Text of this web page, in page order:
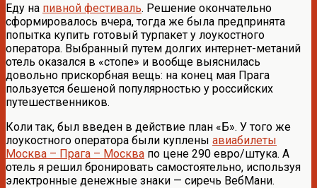
Еду на пивной фестиваль. Решение окончательно
сформировалось вчера, тогда же была предпринята
попытка купить готовый турпакет у лоукостного
оператора. Выбранный путем долгих интернет-метаний
отель оказался в «стопе» и вообще выяснилась
довольно прискорбная вещь: на конец мая Прага
пользуется бешеной популярностью у российских
путешественников.
Коли так, был введен в действие план «Б». У того же
лоукостного оператора были куплены авиабилеты
Москва – Прага – Москва по цене 290 евро/штука. А
отель я решил бронировать самостоятельно, используя
электронные денежные знаки — сиречь ВебМани.